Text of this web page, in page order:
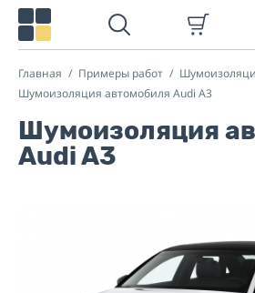
Главная Примеры работ
Шумоизоляция автомобиля Audi A3
Шумоизоляция
Audi A3